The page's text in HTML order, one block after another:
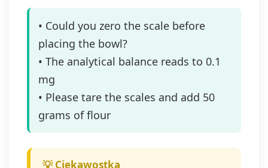
• Could you zero the scale before
placing the bowl?
• The analytical balance reads to 0.1
mg
• Please tare the scales and add 50
grams of flour